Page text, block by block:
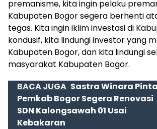
premanisme, kita ingin pelaku
Kabupaten Bogor segera berhenti
tegas. Kita ingin iklim investasi di
kondusif, kita lindungi investor yang
Kabupaten Bogor, dan kita lindungi
masyarakat Kabupaten Bogor.
BACA JUGA Sastra Winara Pinta
Pemkab Bogor Segera Renovasi
SDN Kalongsawah 01 Usai
Kebakaran